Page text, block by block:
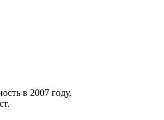
в 2007 году.